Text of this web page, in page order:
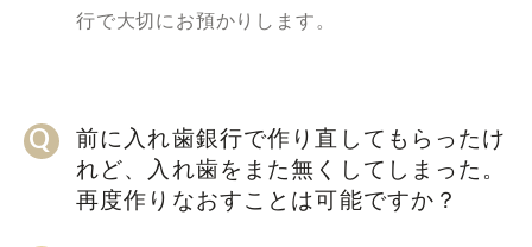
行で大切にお預かりします。
前に入れ歯銀行で作り直してもらったけ
れど、入れ歯をまた無くしてしまった。
再度作りなおすことは可能ですか？